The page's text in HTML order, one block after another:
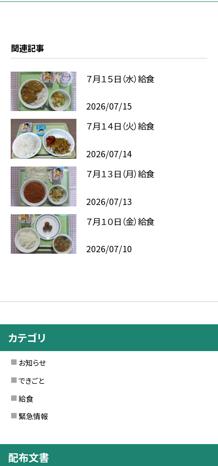
関連記事
７月１５日（水）給食
2026/07/15
７月１４日（火）給食
2026/07/14
７月１３日（月）給食
2026/07/13
７月１０日（金）給食
2026/07/10
カテゴリ
お知らせ
できごと
給食
緊急情報
配布文書